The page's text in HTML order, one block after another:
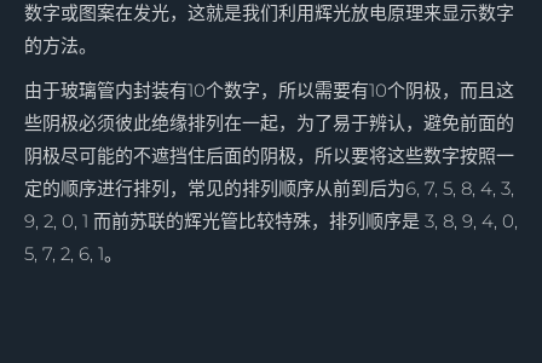
数字或图案在发光，这就是我们利用辉光放电原理来显示数字
的方法。
由于玻璃管内封装有10个数字，所以需要有10个阴极，而且这
些阴极必须彼此绝缘排列在一起，为了易于辨认，避免前面的
阴极尽可能的不遮挡住后面的阴极，所以要将这些数字按照一
定的顺序进行排列，常见的排列顺序从前到后为6, 7, 5, 8, 4, 3,
9, 2, 0, 1 而前苏联的辉光管比较特殊，排列顺序是 3, 8, 9, 4, 0,
5, 7, 2, 6, 1。